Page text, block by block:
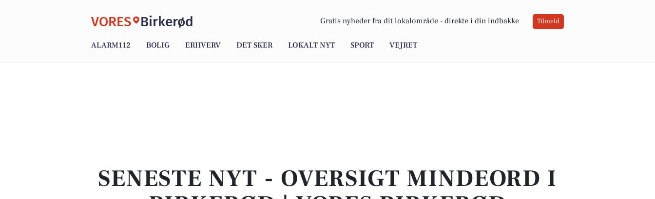
VORES Birkerød Gratis nyheder fra dit lokalområde - direkte i din indbakke Tilmeld
ALARM112 BOLIG ERHVERV DET SKER LOKALT NYT SPORT VEJRET
SENESTE NYT - OVERSIGT MINDEORD I